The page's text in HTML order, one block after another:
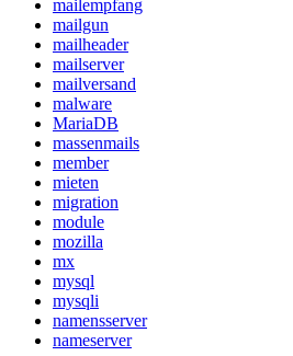
mailempfang
mailgun
mailheader
mailserver
mailversand
malware
MariaDB
massenmails
member
mieten
migration
module
mozilla
mx
mysql
mysqli
namensserver
nameserver